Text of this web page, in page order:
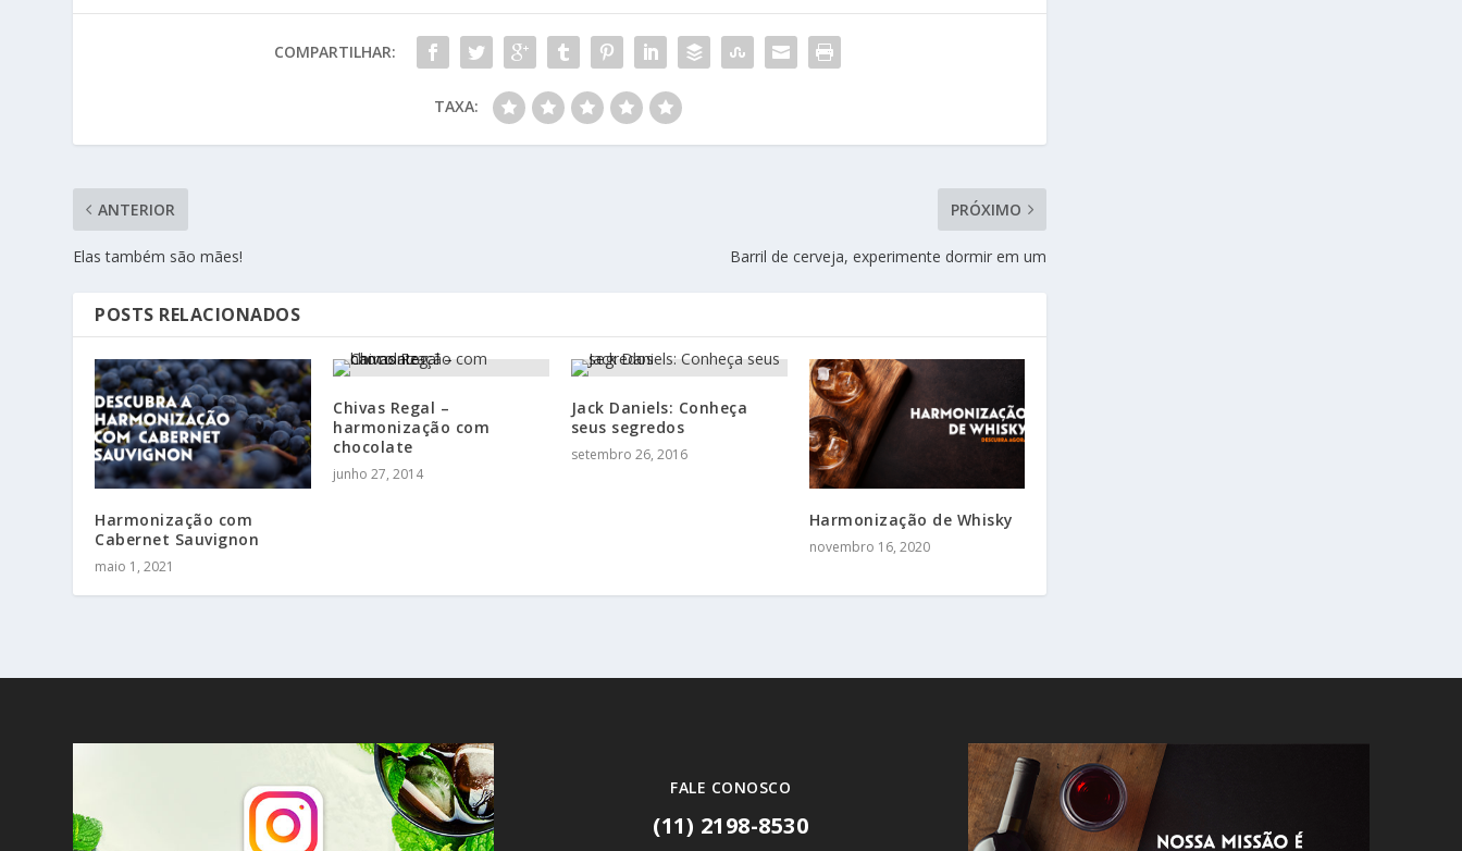
COMPARTILHAR:
TAXA:
ANTERIOR
Elas também são mães!
PRÓXIMO
Barril de cerveja, experimente dormir em um
POSTS RELACIONADOS
Harmonização com
Cabernet Sauvignon
maio 1, 2021
Chivas Regal –
harmonização com
chocolate
junho 27, 2014
Jack Daniels: Conheça
seus segredos
setembro 26, 2016
Harmonização de Whisky
novembro 16, 2020
FALE CONOSCO
(11) 2198-8530